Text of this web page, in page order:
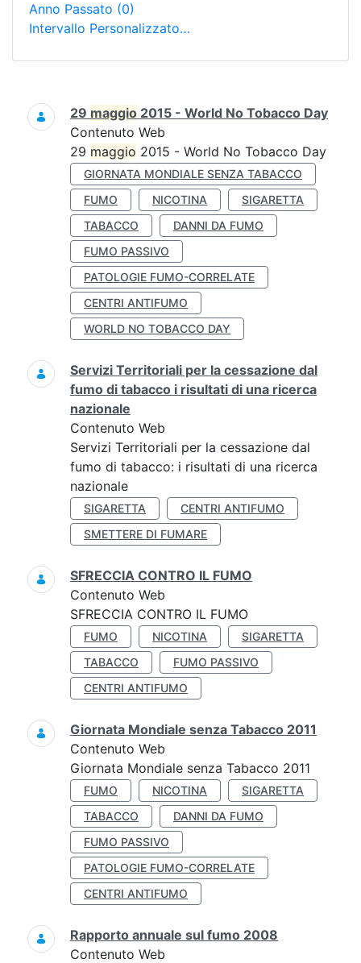
Anno Passato (0)
Intervallo Personalizzato…
Ricerca
29 maggio 2015 - World No Tobacco Day
Contenuto Web
29 maggio 2015 - World No Tobacco Day
GIORNATA MONDIALE SENZA TABACCO
FUMO
NICOTINA
SIGARETTA
TABACCO
DANNI DA FUMO
FUMO PASSIVO
PATOLOGIE FUMO-CORRELATE
CENTRI ANTIFUMO
WORLD NO TOBACCO DAY
Servizi Territoriali per la cessazione dal
fumo di tabacco i risultati di una ricerca
nazionale
Contenuto Web
Servizi Territoriali per la cessazione dal
fumo di tabacco: i risultati di una ricerca
nazionale
SIGARETTA
CENTRI ANTIFUMO
SMETTERE DI FUMARE
SFRECCIA CONTRO IL FUMO
Contenuto Web
SFRECCIA CONTRO IL FUMO
FUMO NICOTINA
SIGARETTA
TABACCO
FUMO PASSIVO
CENTRI ANTIFUMO
Giornata Mondiale senza Tabacco 2011
Contenuto Web
Giornata Mondiale senza Tabacco 2011
FUMO NICOTINA
SIGARETTA
TABACCO
DANNI DA FUMO
FUMO PASSIVO
PATOLOGIE FUMO-CORRELATE
CENTRI ANTIFUMO
Rapporto annuale sul fumo 2008
Contenuto Web